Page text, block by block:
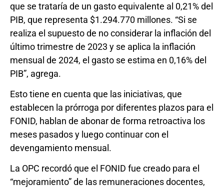
que se trataría de un gasto equivalente al 0,21% del
PIB, que representa $1.294.770 millones. “Si se
realiza el supuesto de no considerar la inflación del
último trimestre de 2023 y se aplica la inflación
mensual de 2024, el gasto se estima en 0,16% del
PIB”, agrega.
Esto tiene en cuenta que las iniciativas, que
establecen la prórroga por diferentes plazos para el
FONID, hablan de abonar de forma retroactiva los
meses pasados y luego continuar con el
devengamiento mensual.
La OPC recordó que el FONID fue creado para el
“mejoramiento” de las remuneraciones docentes,